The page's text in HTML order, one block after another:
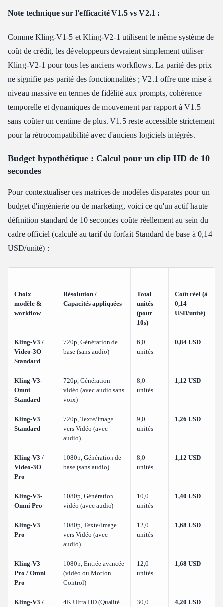
Note technique sur l'efficacité V1.5 vs V2.1 :
Comme Kling-V1-5 et Kling-V2-1 utilisent le même système de
coût de crédit, les développeurs devraient simplement utiliser
Kling-V2-1 pour tous les anciens workflows. La parité des prix
ne signifie pas parité des fonctionnalités ; V2.1 offre une mise à
niveau massive en termes de fidélité aux prompts, cohérence
temporelle et dynamiques de mouvement par rapport à V1.5
sans coûter un centime de plus. V1.5 reste accessible strictement
pour la rétrocompatibilité avec d'anciens logiciels intégrés.
Budget hypothétique : Calcul pour un clip HD de 10
secondes
Pour contextualiser ces matrices de modèles disparates pour un
budget d'ingénierie ou de marketing, voici ce qu'un actif haute
définition standard de 10 secondes coûte réellement au sein du
cadre officiel (calculé au tarif du forfait Standard de base à 0,14
USD/unité) :
Choix
modèle &
workflow
Résolution /
Capacités appliquées
Total
unités
(pour
10s)
Coût réel (à
0,14
USD/unité)
Kling-V3 /
Video-3O
Standard
720p, Génération de
base (sans audio)
6,0
unités
0,84 USD
Kling-V3-
Omni
Standard
720p, Génération
vidéo (avec audio sans
voix)
8,0
unités
1,12 USD
Kling-V3
Standard
720p, Texte/Image
vers Vidéo (avec
audio)
9,0
unités
1,26 USD
Kling-V3 /
Video-3O
Pro
1080p, Génération de
base (sans audio)
8,0
unités
1,12 USD
Kling-V3-
Omni Pro
1080p, Génération
vidéo (avec audio)
10,0
unités
1,40 USD
Kling-V3
Pro
1080p, Texte/Image
vers Vidéo (avec
audio)
12,0
unités
1,68 USD
Kling-V3
Pro / Omni
Pro
1080p, Entrée avancée
(vidéo ou Motion
Control)
12,0
unités
1,68 USD
Kling-V3 /
4K Ultra HD (Qualité
30,0
4,20 USD